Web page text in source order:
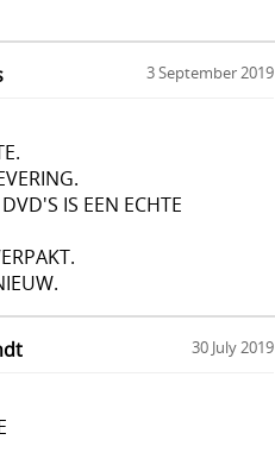
3 September 2019
IS EEN ECHTE
30 July 2019